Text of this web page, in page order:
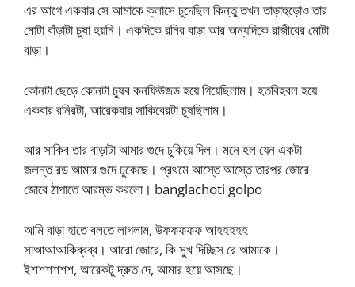
এর আগে একবার সে আমাকে ক্লাসে চুদেছিল কিন্তু তখন তাড়াহুড়োও তার
মোটা বাঁড়াটা চুষা হয়নি। একদিকে রনির বাড়া আর অন্যদিকে রাজীবের মোটা
বাড়া।
কোনটা ছেড়ে কোনটা চুষব কনফিউজড হয়ে গিয়েছিলাম। হতবিহবল হয়ে
একবার রনিরটা, আরেকবার সাকিবেরটা চুষছিলাম।
আর সাকিব তার বাড়াটা আমার গুদে ঢুকিয়ে দিল। মনে হল যেন একটা
জলন্ত রড আমার গুদে ঢুকেছে। প্রথমে আস্তে আস্তে তারপর জোরে
জোরে ঠাপাতে আরম্ভ করলো। banglachoti golpo
আমি বাড়া হাতে বলতে লাগলাম, উফফফফফ আহহহহহ
সাআআআকিব্বব্ব। আরো জোরে, কি সুখ দিচ্ছিস রে আমাকে।
ইশশশশশশ, আরেকটু দ্রুত দে, আমার হয়ে আসছে।